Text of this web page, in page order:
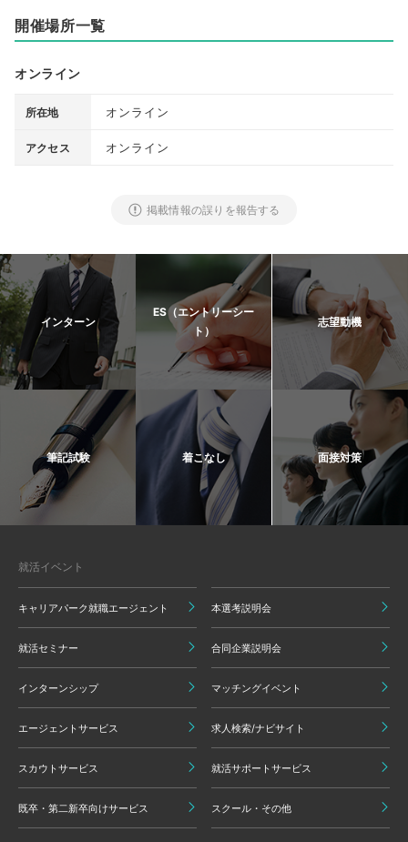
開催場所一覧
オンライン
所在地 オンライン
アクセス オンライン
掲載情報の誤りを報告する
インターン
ES（エントリーシー
ト）
志望動機
筆記試験 着こなし 面接対策
就活イベント
キャリアパーク就職エージェント 本選考説明会
就活セミナー 合同企業説明会
インターンシップ マッチングイベント
エージェントサービス 求人検索/ナビサイト
スカウトサービス 就活サポートサービス
既卒・第二新卒向けサービス スクール・その他